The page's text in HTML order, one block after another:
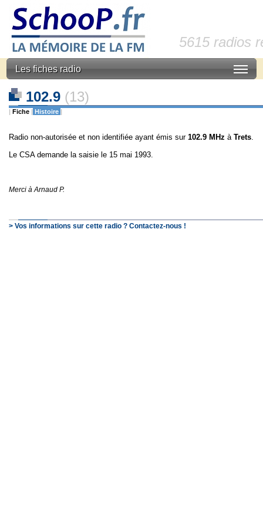
5615 radios
Les fiches radio
102.9 (13)
| Fiche | Histoire |
Radio non-autorisée et non identifiée ayant émis sur 102.9 MHz à Trets.
Le CSA demande la saisie le 15 mai 1993.
Merci à Arnaud P.
> Vos informations sur cette radio ? Contactez-nous !